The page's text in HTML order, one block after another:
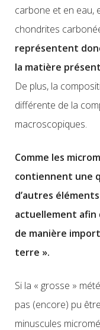
carbone et en eau,
chondrites
représentent
la matière
De plus, la
différente de la
macroscopiques.
Comme les
contiennent une
d’autres
actuellement afin
de manière
terre ».
Si la « grosse »
pas (encore) pu
minuscules